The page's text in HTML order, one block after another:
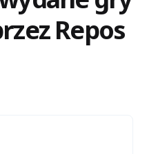
Repos